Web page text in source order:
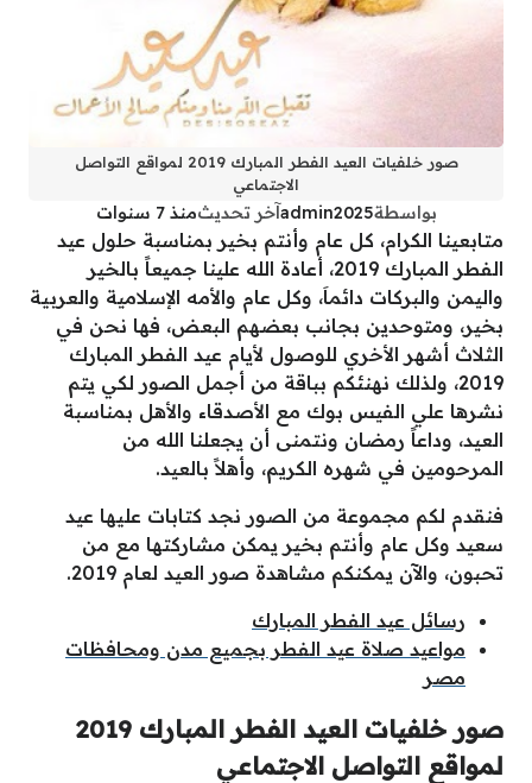
صور خلفيات العيد الفطر المبارك 2019 لمواقع التواصل
الاجتماعي
بواسطةadmin2025 آخر تحديثمنذ 7 سنوات
متابعينا الكرام، كل عام وأنتم بخير بمناسبة حلول عيد
الفطر المبارك 2019، أعادة الله علينا جميعاً بالخير
واليمن والبركات دائماَ، وكل عام والأمه الإسلامية والعربية
بخير، ومتوحدين بجانب بعضهم البعض، فها نحن في
الثلاث أشهر الأخري للوصول لأيام عيد الفطر المبارك
2019، ولذلك نهنئكم بباقة من أجمل الصور لكي يتم
نشرها علي الفيس بوك مع الأصدقاء والأهل بمناسبة
العيد، وداعاً رمضان ونتمنى أن يجعلنا الله من
المرحومين في شهره الكريم، وأهلاً بالعيد.
فنقدم لكم مجموعة من الصور نجد كتابات عليها عيد
سعيد وكل عام وأنتم بخير يمكن مشاركتها مع من
تحبون، والآن يمكنكم مشاهدة صور العيد لعام 2019.
رسائل عيد الفطر المبارك
مواعيد صلاة عيد الفطر بجميع مدن ومحافظات
مصر
صور خلفيات العيد الفطر المبارك 2019
لمواقع التواصل الاجتماعي